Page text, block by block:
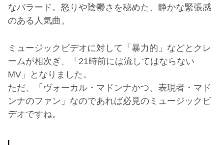
なバラード。怒りや陰鬱さを秘めた、静かな緊張感
のある人気曲。
ミュージックビデオに対して「暴力的」などとクレ
ームが相次ぎ、「21時前には流してはならない
MV」となりました。
ただ、「ヴォーカル・マドンナかつ、表現者・マド
ンナのファン」なのであれば必見のミュージックビ
デオですね。